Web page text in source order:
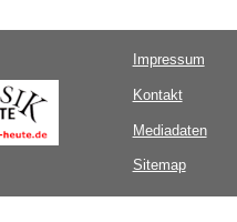
Impressum
Kontakt
Mediadaten
Sitemap